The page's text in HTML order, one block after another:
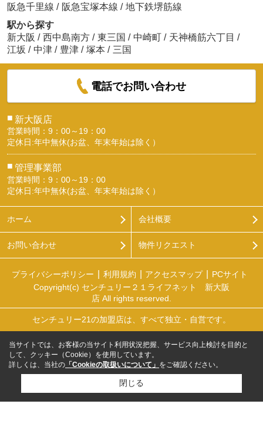
阪急千里線 / 阪急宝塚本線 / 地下鉄堺筋線
駅から探す
新大阪 / 西中島南方 / 東三国 / 中崎町 / 天神橋筋六丁目 /
江坂 / 中津 / 豊津 / 塚本 / 三国
電話でお問い合わせ
■ 新大阪店
営業時間：9：00～19：00
定休日:年中無休(お盆、年末年始は除く）
■ 管理事業部
営業時間：9：00～19：00
定休日:年中無休(お盆、年末年始は除く）
ホーム 会社概要
お問い合わせ 物件リクエスト
プライバシーポリシー 利用規約 アクセスマップ
PCサイト
Copyright(c) センチュリー２１ライフネット 新大阪
店 All rights reserved.
センチュリー21の加盟店は、すべて独立・自営です。
当サイトでは、お客様の当サイト利用状況把握、サービス向上検討を目的と
して、クッキー（Cookie）を使用しています。
詳しくは、当社の 「Cookieの取扱いについて」 をご確認ください。
閉じる